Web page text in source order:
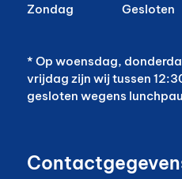
Zondag
Gesloten
* Op woensdag,
vrijdag zijn wij tussen
gesloten wegens